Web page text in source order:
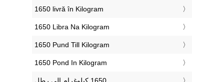
‎1650 livră în Kilogram
‎1650 Libra Na Kilogram
‎1650 Pund Till Kilogram
‎1650 Pond In Kilogram